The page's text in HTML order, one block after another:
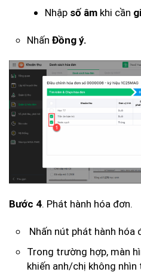
Nhập số âm khi cần
Nhấn Đồng ý.
Bước 4. Phát hành hóa đơn.
Nhấn nút phát hành hóa
Trong trường hợp, màn
khiến anh/chị không